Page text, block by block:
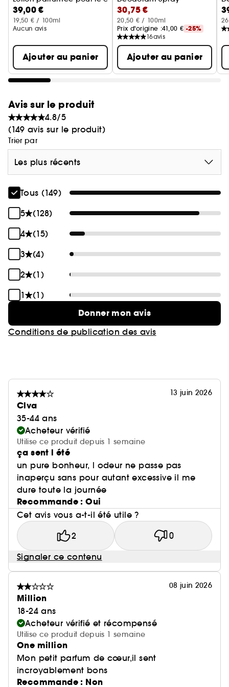
39,00 €
19,50 € / 100ml
Aucun avis
Ajouter au panier
30,75 €
20,50 € / 100ml
Prix d'origine :41,00 € -25%
16avis
Ajouter au panier
Avis sur le produit
4.8/5
(149 avis sur le produit)
Trier par
Les plus récents
Tous (149)
5
(128)
4
(15)
3
(4)
2
(1)
1
(1)
Donner mon avis
Conditions de publication des avis
13 juin 2026
Clva
35-44 ans
Acheteur vérifié
Utilise ce produit depuis 1 semaine
ça sent l été
un pure bonheur, l odeur ne passe pas
inaperçu sans pour autant excessive il me
dure toute la journée
Recommande : Oui
Cet avis vous a-t-il été utile ?
2 0
Signaler ce contenu
08 juin 2026
Million
18-24 ans
Acheteur vérifié et récompensé
Utilise ce produit depuis 1 semaine
One million
Mon petit parfum de cœur,il sent
incroyablement bons
Recommande : Non